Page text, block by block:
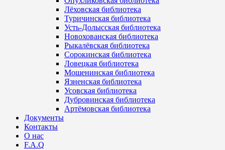
Лёховская библиотека
Туричинская библиотека
Усть-Долысская библиотека
Новохованская библиотека
Рыкалёвская библиотека
Сорокинская библиотека
Ловецкая библиотека
Мошенинская библиотека
Язненская библиотека
Усовская библиотека
Дубровинская библиотека
Артёмовская библиотека
Документы
Контакты
О нас
F.A.Q